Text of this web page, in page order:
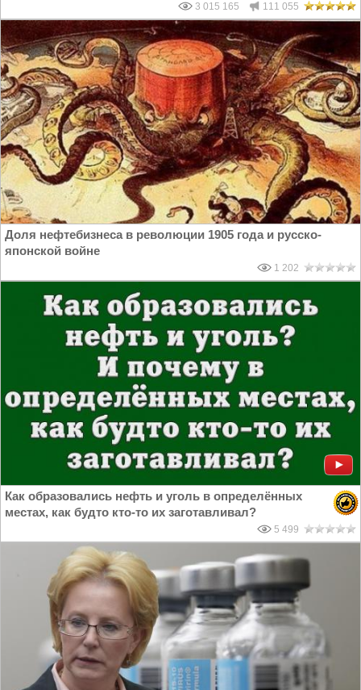
3 015 165 111 055
Доля нефтебизнеса в революции 1905 года и русско-
японской войне
1 202
Как образовались нефть и уголь в определённых
местах, как будто кто-то их заготавливал?
5 499